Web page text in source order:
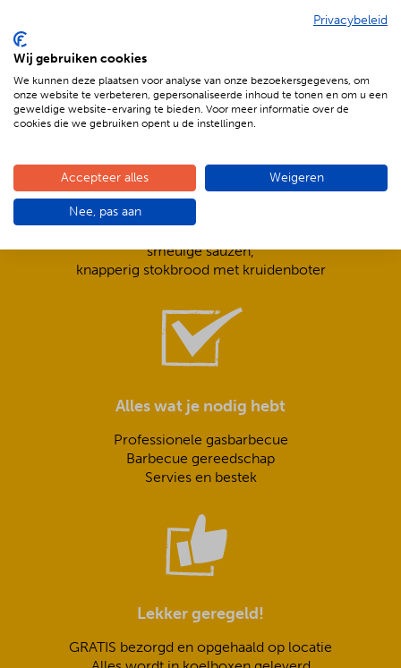
De voordelen van BBQenzo.nl
Compleet is ook écht compleet!
smeuïge sauzen,
knapperig stokbrood met kruidenboter
Alles wat je nodig hebt
Professionele gasbarbecue
Barbecue gereedschap
Servies en bestek
Lekker geregeld!
GRATIS bezorgd en opgehaald op locatie
Privacybeleid
Wij gebruiken cookies
We kunnen deze plaatsen voor analyse van onze bezoekersgegevens, om
onze website te verbeteren, gepersonaliseerde inhoud te tonen en om u een
geweldige website-ervaring te bieden. Voor meer informatie over de
cookies die we gebruiken opent u de instellingen.
Accepteer alles Weigeren
Nee, pas aan